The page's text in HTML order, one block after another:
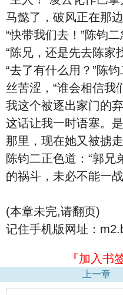
马懿了，破风正在那
“快带我们去！”陈钧
“陈兄，还是先去陈家
“去了有什么用？”陈
丝苦涩，“谁会相信我
我这个被逐出家门的
这话让我一时语塞。
那里，现在她又被掳
陈钧二正色道：“郭兄
的祸斗，未必不能一
(本章未完,请翻页)
记住手机版网址：
『加入书
上一章